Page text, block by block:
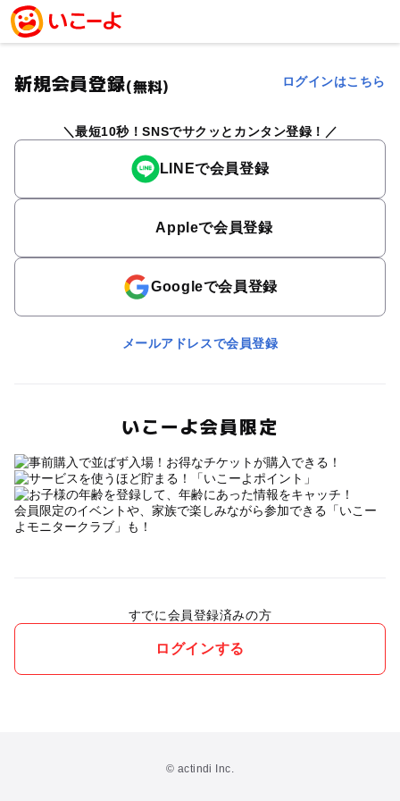
新規会員登録(無料) ログインはこちら
最短10秒！SNSでサクッとカンタン登録！
LINEで会員登録
Appleで会員登録
Googleで会員登録
メールアドレスで会員登録
いこーよ会員限定
会員限定のイベントや、家族で楽しみながら参加できる「いこー
よモニタークラブ」も！
すでに会員登録済みの方
ログインする
© actindi Inc.